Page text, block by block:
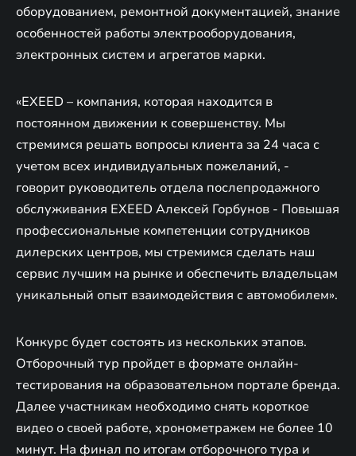
оборудованием, ремонтной документацией, знание
особенностей работы электрооборудования,
электронных систем и агрегатов марки.
«EXEED – компания, которая находится в
постоянном движении к совершенству. Мы
стремимся решать вопросы клиента за 24 часа с
учетом всех индивидуальных пожеланий, -
говорит руководитель отдела послепродажного
обслуживания EXEED Алексей Горбунов - Повышая
профессиональные компетенции сотрудников
дилерских центров, мы стремимся сделать наш
сервис лучшим на рынке и обеспечить владельцам
уникальный опыт взаимодействия с автомобилем».
Конкурс будет состоять из нескольких этапов.
Отборочный тур пройдет в формате онлайн-
тестирования на образовательном портале бренда.
Далее участникам необходимо снять короткое
видео о своей работе, хронометражем не более 10
минут. На финал по итогам отборочного тура и